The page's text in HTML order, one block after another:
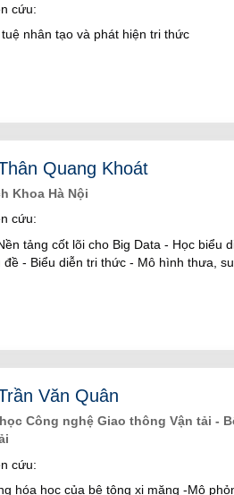
cứu:
nhân tạo và phát hiện tri thức
Quang Khoát
Khoa Hà Nội
cứu:
tảng cốt lõi cho Big Data - Học biểu
đề - Biểu diễn tri thức - Mô hình thưa,
Văn Quân
Công nghệ Giao thông Vận tải -
cứu:
hóa học của bê tông xi măng -Mô